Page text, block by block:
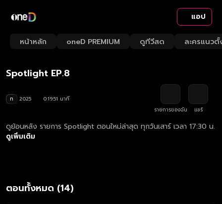
แอป
หน้าหลัก oneD PREMIUM ดูทีวีสด ละครแนวตั้
Loaded:
5.00%
Rate
Spotlight EP.8
ท 2025
0:19:51 นาที
รายการของฉัน
แชร์
ดูย้อนหลัง รายการ Spotlight ตอนใหม่ล่าสุด ทุกวันเสาร์ เวลา 17:30 น.
ดูเพิ่มเติม
ตอนทั้งหมด (14)